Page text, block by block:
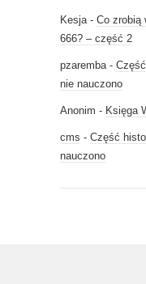
Kesja- Co zrobią
666? – część 2
pzaremba-
nie nauczono
Anonim - Księga
cms - Część
nauczono